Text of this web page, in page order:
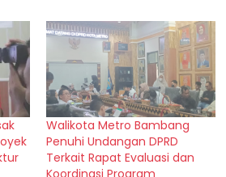
Walikota Metro Bambang
Penuhi Undangan DPRD
Terkait Rapat Evaluasi dan